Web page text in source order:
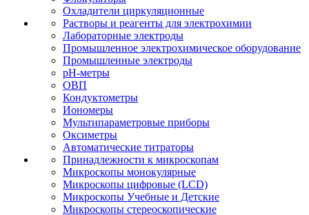
Охладители циркуляционные
Растворы и реагенты для электрохимии
Лабораторные электроды
Промышленное электрохимическое оборудование
Промышленные электроды
pH-метры
ОВП
Кондуктометры
Иономеры
Мультипараметровые приборы
Оксиметры
Автоматические титраторы
Принадлежности к микроскопам
Микроскопы монокулярные
Микроскопы цифровые (LCD)
Микроскопы Учебные и Детские
Микроскопы стереоскопические